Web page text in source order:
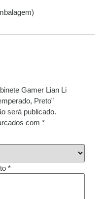
Gamer Lian Li
Preto”
será publicado.
com *
*